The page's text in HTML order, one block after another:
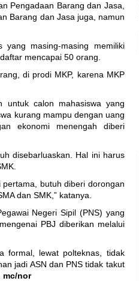
Pengadaan Barang dan Jasa,
Barang dan Jasa juga, namun
masing-masing memiliki
mencapai 50 orang.
di prodi MKP, karena MKP
untuk calon mahasiswa yang
kurang mampu dengan uang
ekonomi menengah diberi
disebarluaskan. Hal ini harus
butuh diberi dorongan
dan SMK,” katanya.
Negeri Sipil (PNS) yang
PBJ diberikan melalui
formal, lewat polteknas, tidak
jadi ASN dan PNS tidak takut
mc/nor